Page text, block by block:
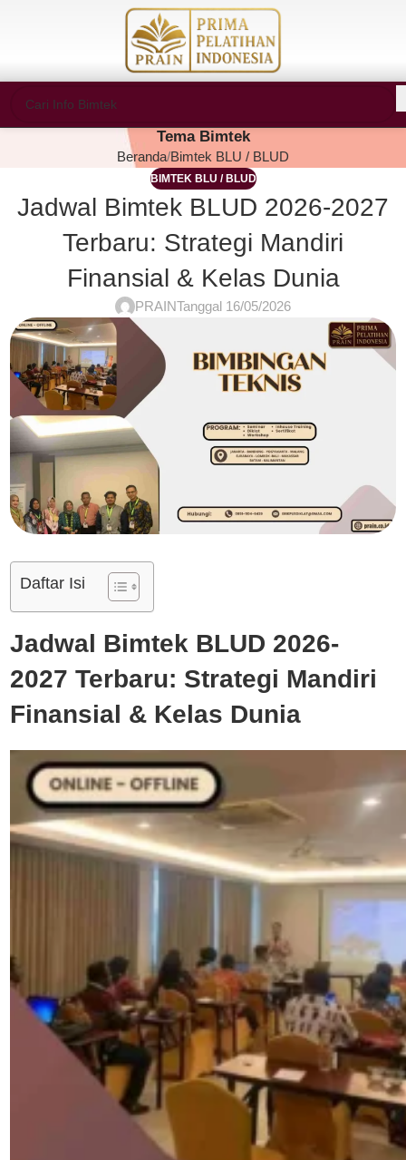
Tema Bimtek
Beranda Bimtek BLU / BLUD
BIMTEK BLU / BLUD
Jadwal Bimtek BLUD 2026-2027
Terbaru: Strategi Mandiri
Finansial & Kelas Dunia
PRAINTanggal 16/05/2026
Daftar Isi
Jadwal Bimtek BLUD 2026-
2027 Terbaru: Strategi Mandiri
Finansial & Kelas Dunia